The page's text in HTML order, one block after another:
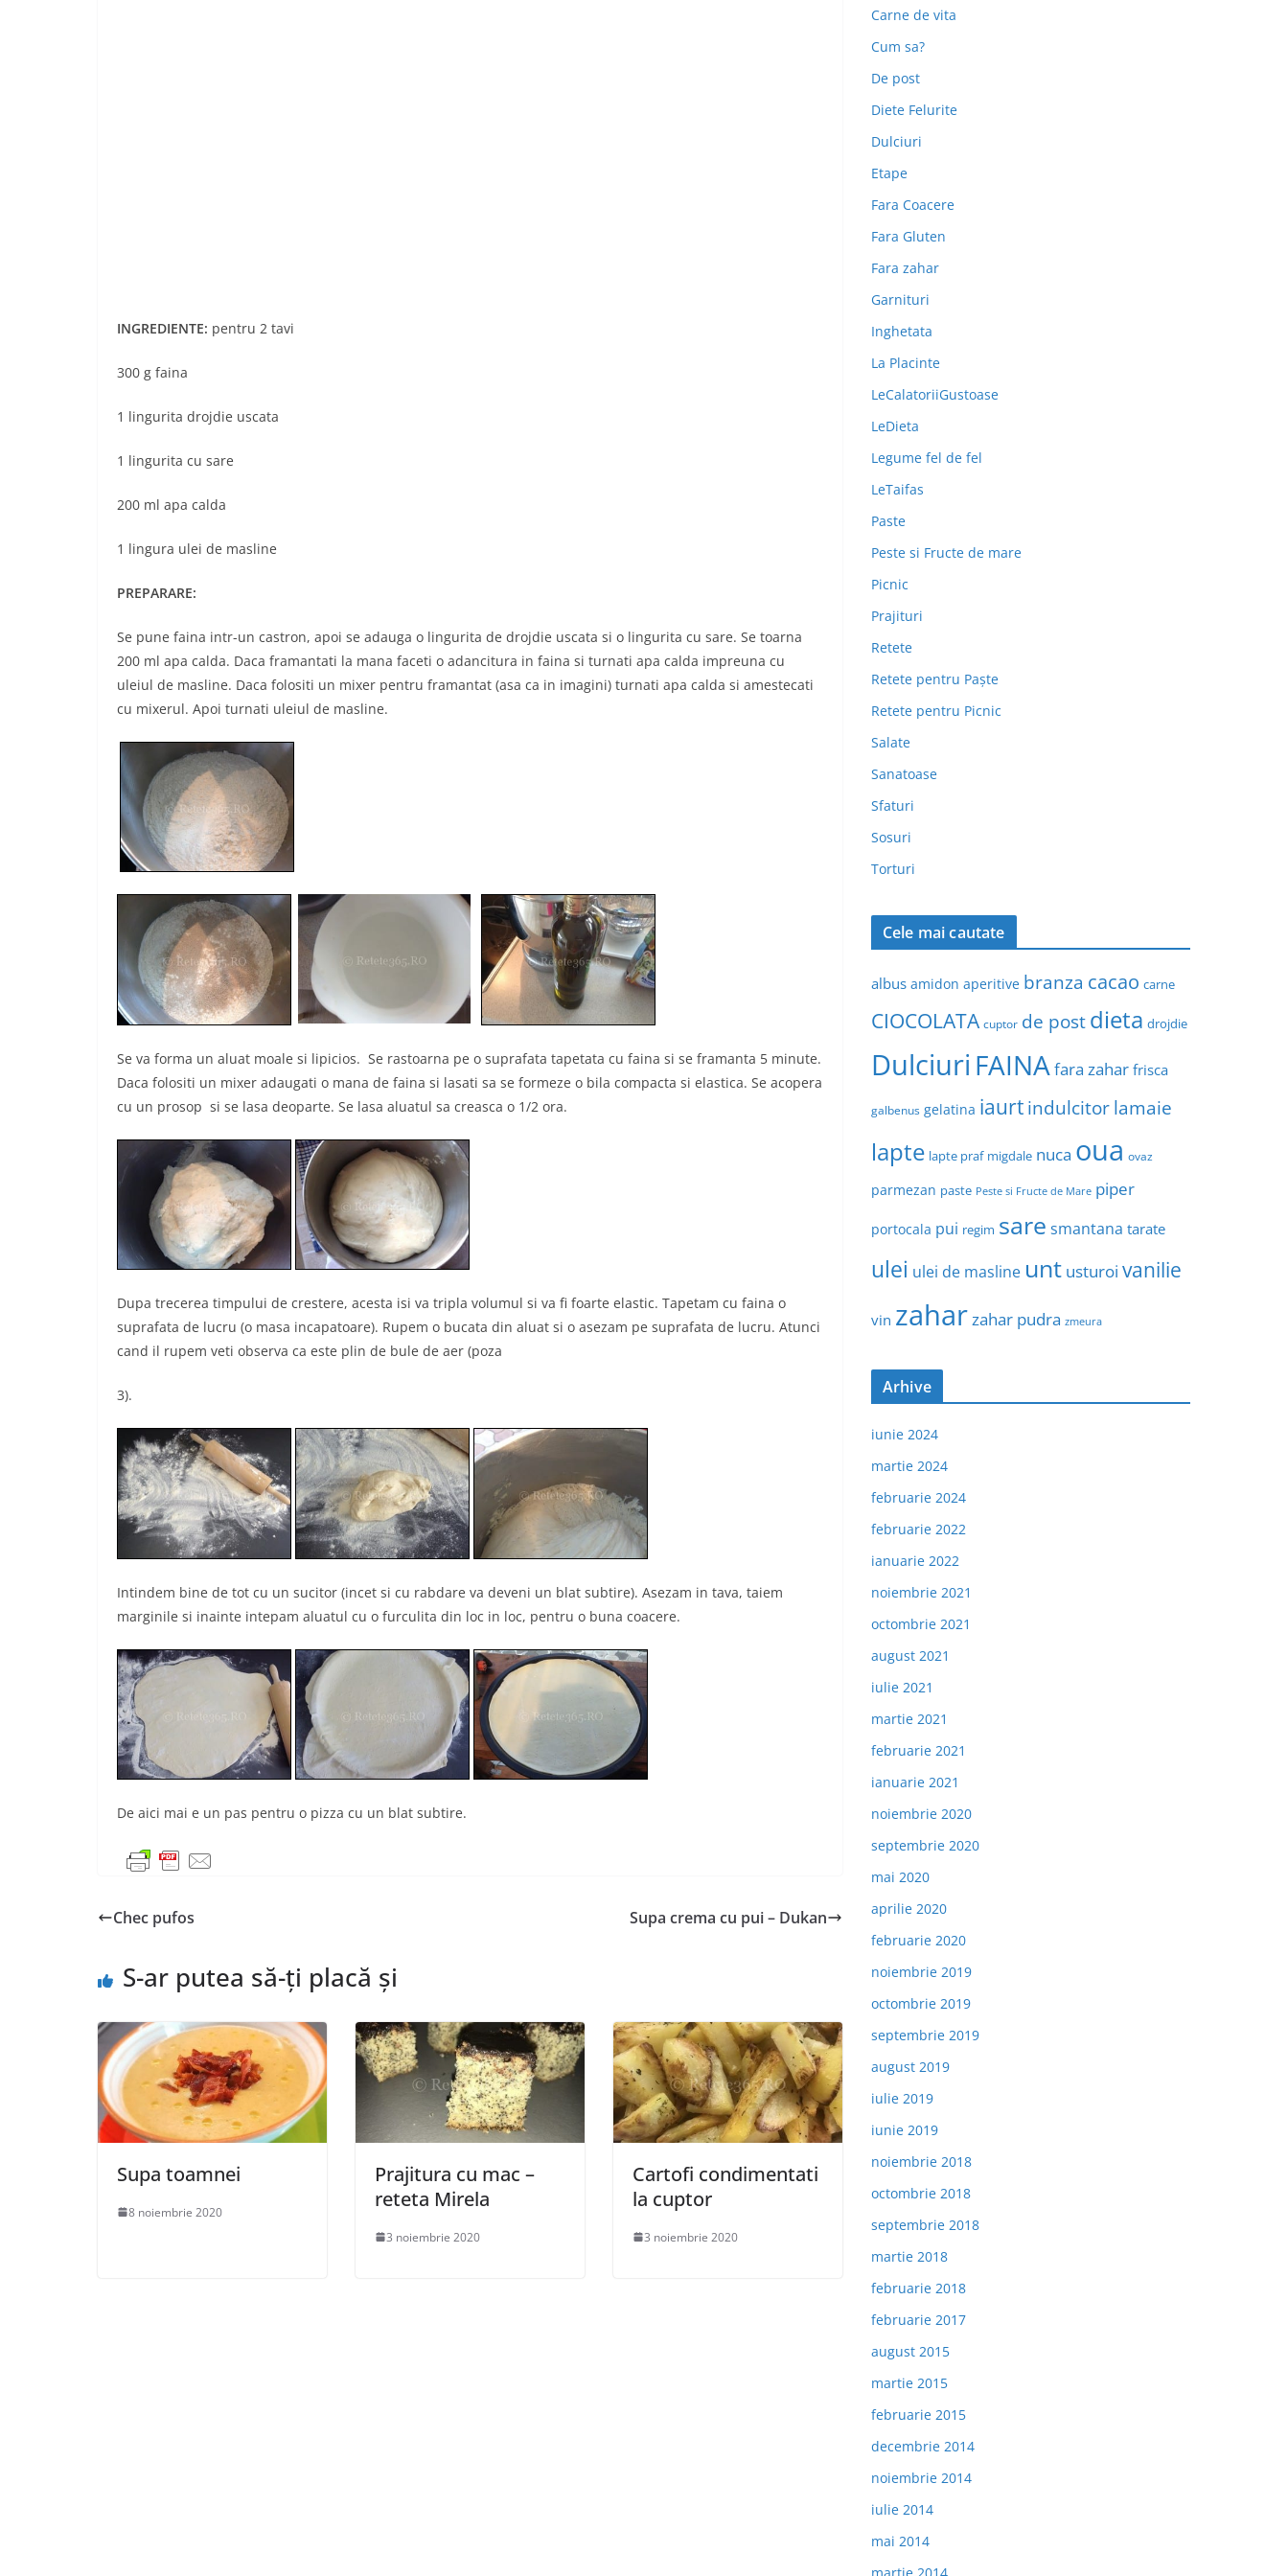
INGREDIENTE: pentru 2 tavi
300 g faina
1 lingurita drojdie uscata
1 lingurita cu sare
200 ml apa calda
1 lingura ulei de masline
PREPARARE:
Se pune faina intr-un castron, apoi se adauga o lingurita de drojdie uscata si o lingurita cu sare. Se toarna
200 ml apa calda. Daca framantati la mana faceti o adancitura in faina si turnati apa calda impreuna cu
uleiul de masline. Daca folositi un mixer pentru framantat (asa ca in imagini) turnati apa calda si amestecati
cu mixerul. Apoi turnati uleiul de masline.
Se va forma un aluat moale si lipicios. Se rastoarna pe o suprafata tapetata cu faina si se framanta 5 minute.
Daca folositi un mixer adaugati o mana de faina si lasati sa se formeze o bila compacta si elastica. Se acopera
cu un prosop si se lasa deoparte. Se lasa aluatul sa creasca o 1/2 ora.
Dupa trecerea timpului de crestere, acesta isi va tripla volumul si va fi foarte elastic. Tapetam cu faina o
suprafata de lucru (o masa incapatoare). Rupem o bucata din aluat si o asezam pe suprafata de lucru. Atunci
cand il rupem veti observa ca este plin de bule de aer (poza
3).
Intindem bine de tot cu un sucitor (incet si cu rabdare va deveni un blat subtire). Asezam in tava, taiem
marginile si inainte intepam aluatul cu o furculita din loc in loc, pentru o buna coacere.
De aici mai e un pas pentru o pizza cu un blat subtire.
Chec pufos Supa crema cu pui – Dukan
S-ar putea să-ți placă și
Supa toamnei
8 noiembrie 2020
Prajitura cu mac –
reteta Mirela
3 noiembrie 2020
Cartofi condimentati
la cuptor
3 noiembrie 2020
Carne de vita
Cum sa?
De post
Diete Felurite
Dulciuri
Etape
Fara Coacere
Fara Gluten
Fara zahar
Garnituri
Inghetata
La Placinte
LeCalatoriiGustoase
LeDieta
Legume fel de fel
LeTaifas
Paste
Peste si Fructe de mare
Picnic
Prajituri
Retete
Retete pentru Paște
Retete pentru Picnic
Salate
Sanatoase
Sfaturi
Sosuri
Torturi
Cele mai cautate
albus amidon aperitive branza cacao carne
CIOCOLATA cuptor de postdieta drojdie
Dulciuri FAINAfara zahar frisca
galbenus gelatina iaurtindulcitorlamaie
lapte lapte praf migdale nuca oua ovaz
parmezan paste Peste si Fructe de Mare piper
portocala pui regim sare smantana tarate
ulei ulei de masline unt usturoi vanilie
vin zaharzahar pudra zmeura
Arhive
iunie 2024
martie 2024
februarie 2024
februarie 2022
ianuarie 2022
noiembrie 2021
octombrie 2021
august 2021
iulie 2021
martie 2021
februarie 2021
ianuarie 2021
noiembrie 2020
septembrie 2020
mai 2020
aprilie 2020
februarie 2020
noiembrie 2019
octombrie 2019
septembrie 2019
august 2019
iulie 2019
iunie 2019
noiembrie 2018
octombrie 2018
septembrie 2018
martie 2018
februarie 2018
februarie 2017
august 2015
martie 2015
februarie 2015
decembrie 2014
noiembrie 2014
iulie 2014
mai 2014